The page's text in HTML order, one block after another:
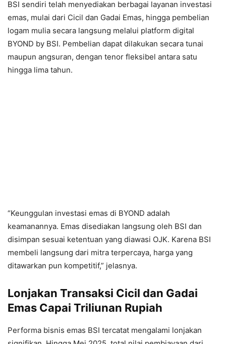
BSI sendiri telah menyediakan berbagai layanan investasi
emas, mulai dari Cicil dan Gadai Emas, hingga pembelian
logam mulia secara langsung melalui platform digital
BYOND by BSI. Pembelian dapat dilakukan secara tunai
maupun angsuran, dengan tenor fleksibel antara satu
hingga lima tahun.
“Keunggulan investasi emas di BYOND adalah
keamanannya. Emas disediakan langsung oleh BSI dan
disimpan sesuai ketentuan yang diawasi OJK. Karena BSI
membeli langsung dari mitra terpercaya, harga yang
ditawarkan pun kompetitif,” jelasnya.
Lonjakan Transaksi Cicil dan Gadai
Emas Capai Triliunan Rupiah
Performa bisnis emas BSI tercatat mengalami lonjakan